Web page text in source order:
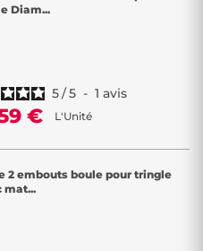
Diam...
5/5 - 1 avis
€ L'Unité
2 embouts boule pour tringle
mat...